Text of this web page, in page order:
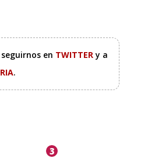
en TWITTERy a
.
3